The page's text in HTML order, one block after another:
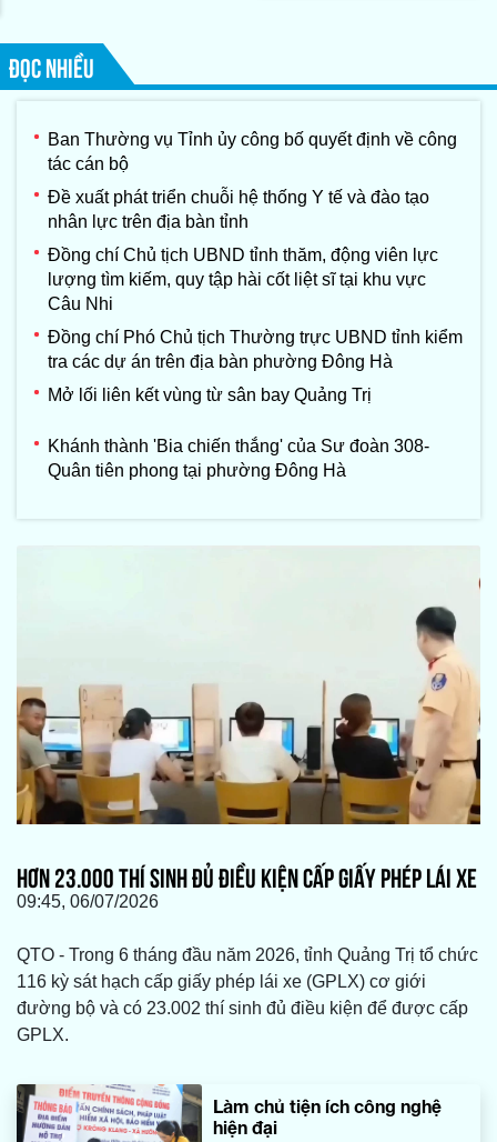
ĐỌC NHIỀU
Ban Thường vụ Tỉnh ủy công bố quyết định về công
tác cán bộ
Đề xuất phát triển chuỗi hệ thống Y tế và đào tạo
nhân lực trên địa bàn tỉnh
Đồng chí Chủ tịch UBND tỉnh thăm, động viên lực
lượng tìm kiếm, quy tập hài cốt liệt sĩ tại khu vực
Câu Nhi
Đồng chí Phó Chủ tịch Thường trực UBND tỉnh kiểm
tra các dự án trên địa bàn phường Đông Hà
Mở lối liên kết vùng từ sân bay Quảng Trị
Khánh thành 'Bia chiến thắng' của Sư đoàn 308-
Quân tiên phong tại phường Đông Hà
HƠN 23.000 THÍ SINH ĐỦ ĐIỀU KIỆN CẤP GIẤY PHÉP LÁI XE
09:45, 06/07/2026
QTO - Trong 6 tháng đầu năm 2026, tỉnh Quảng Trị tổ chức
116 kỳ sát hạch cấp giấy phép lái xe (GPLX) cơ giới
đường bộ và có 23.002 thí sinh đủ điều kiện để được cấp
GPLX.
Làm chủ tiện ích công nghệ
hiện đại